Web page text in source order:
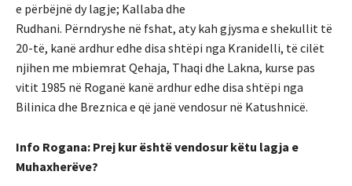
e përbëjnë dy lagje; Kallaba dhe
Rudhani. Përndryshe në fshat, aty kah gjysma e shekullit të
20-të, kanë ardhur edhe disa shtëpi nga Kranidelli, të cilët
njihen me mbiemrat Qehaja, Thaqi dhe Lakna, kurse pas
vitit 1985 në Roganë kanë ardhur edhe disa shtëpi nga
Bilinica dhe Breznica e që janë vendosur në Katushnicë.
Info Rogana: Prej kur është vendosur këtu lagja e
Muhaxherëve?